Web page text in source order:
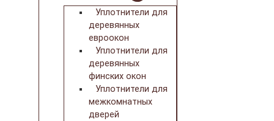
Уплотнители для
деревянных
евроокон
Уплотнители для
деревянных
финских окон
Уплотнители для
межкомнатных
дверей